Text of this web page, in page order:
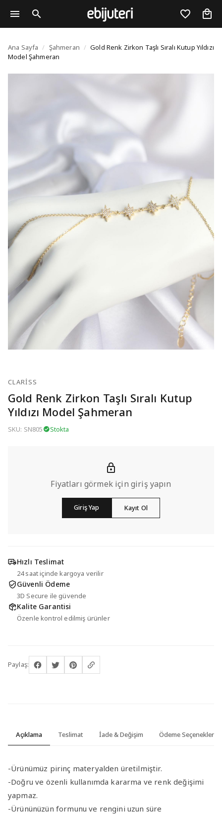
Gold Renk Zirkon Taşlı
Ana Sayfa / Şahmeran / Gold Renk Zirkon Taşlı Sıralı Kutup Yıldızı
Model Şahmeran
CLARISS
Gold Renk Zirkon Taşlı Sıralı Kutup
Yıldızı Model Şahmeran
SKU: SN805 Stokta
Fiyatları görmek için giriş yapın
Giriş Yap Kayıt Ol
Hızlı Teslimat
24 saat içinde kargoya verilir
Güvenli Ödeme
3D Secure ile güvende
Kalite Garantisi
Özenle kontrol edilmiş ürünler
Paylaş:
Açıklama Teslimat İade & Değişim Ödeme Seçenekleri
-Ürünümüz pirinç materyalden üretilmiştir.
-Doğru ve özenli kullanımda kararma ve renk değişimi
yapmaz.
-Ürününüzün formunu ve rengini uzun süre